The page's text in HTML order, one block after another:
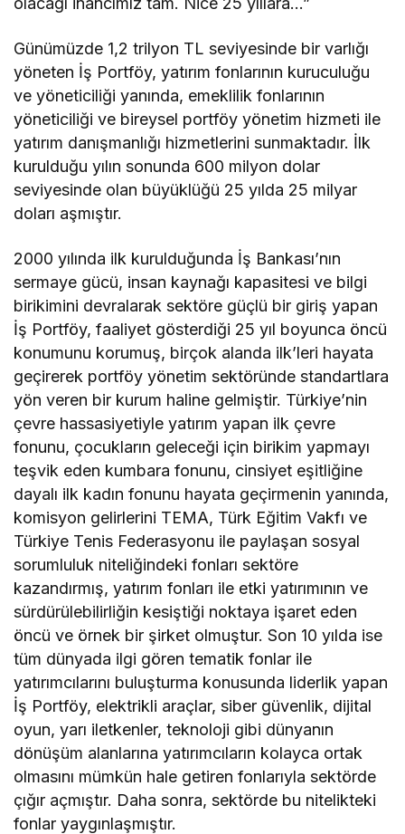
Günümüzde 1,2 trilyon TL seviyesinde bir varlığı
yöneten İş Portföy, yatırım fonlarının kuruculuğu
ve yöneticiliği yanında, emeklilik fonlarının
yöneticiliği ve bireysel portföy yönetim hizmeti ile
yatırım danışmanlığı hizmetlerini sunmaktadır. İlk
kurulduğu yılın sonunda 600 milyon dolar
seviyesinde olan büyüklüğü 25 yılda 25 milyar
doları aşmıştır.
2000 yılında ilk kurulduğunda İş Bankası’nın
sermaye gücü, insan kaynağı kapasitesi ve bilgi
birikimini devralarak sektöre güçlü bir giriş yapan
İş Portföy, faaliyet gösterdiği 25 yıl boyunca öncü
konumunu korumuş, birçok alanda ilk’leri hayata
geçirerek portföy yönetim sektöründe standartlara
yön veren bir kurum haline gelmiştir. Türkiye’nin
çevre hassasiyetiyle yatırım yapan ilk çevre
fonunu, çocukların geleceği için birikim yapmayı
teşvik eden kumbara fonunu, cinsiyet eşitliğine
dayalı ilk kadın fonunu hayata geçirmenin yanında,
komisyon gelirlerini TEMA, Türk Eğitim Vakfı ve
Türkiye Tenis Federasyonu ile paylaşan sosyal
sorumluluk niteliğindeki fonları sektöre
kazandırmış, yatırım fonları ile etki yatırımının ve
sürdürülebilirliğin kesiştiği noktaya işaret eden
öncü ve örnek bir şirket olmuştur. Son 10 yılda ise
tüm dünyada ilgi gören tematik fonlar ile
yatırımcılarını buluşturma konusunda liderlik yapan
İş Portföy, elektrikli araçlar, siber güvenlik, dijital
oyun, yarı iletkenler, teknoloji gibi dünyanın
dönüşüm alanlarına yatırımcıların kolayca ortak
olmasını mümkün hale getiren fonlarıyla sektörde
çığır açmıştır. Daha sonra, sektörde bu nitelikteki
fonlar yaygınlaşmıştır.